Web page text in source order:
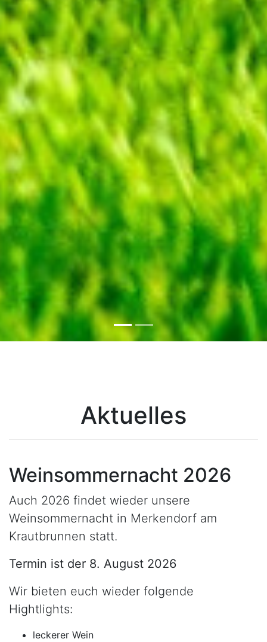
Aktuelles
Weinsommernacht 2026
Auch 2026 findet wieder unsere
Weinsommernacht in Merkendorf am
Krautbrunnen statt.
Termin ist der 8. August 2026
Wir bieten euch wieder folgende
Hightlights:
leckerer Wein